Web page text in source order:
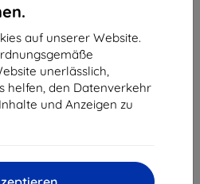
auf unserer Website.
unerlässlich,
helfen, den Datenverkehr
und Anzeigen zu